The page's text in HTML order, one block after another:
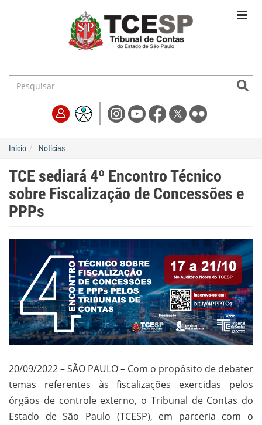
Início Notícias
TCE sediará 4º Encontro Técnico
sobre Fiscalização de Concessões e
PPPs
20/09/2022 – SÃO PAULO – Com o propósito de debater
temas referentes às fiscalizações exercidas pelos
órgãos de controle externo, o Tribunal de Contas do
Estado de São Paulo (TCESP), em parceria com o